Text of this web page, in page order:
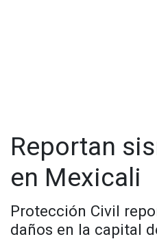
Reportan
en Mexicali
Protección Civil
daños en la capital